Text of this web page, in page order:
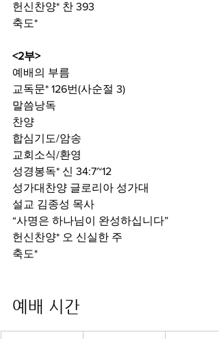
헌신찬양* 찬 393
축도*
<2부>
예배의 부름
교독문* 126번(사순절 3)
말씀낭독
찬양
합심기도/암송
교회소식/환영
성경봉독* 신 34:7~12
성가대찬양 글로리아 성가대
설교 김종성 목사
“사명은 하나님이 완성하십니다”
헌신찬양* 오 신실한 주
축도*
예배 시간